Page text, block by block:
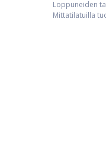
Loppuneiden
Mittatilatuilla